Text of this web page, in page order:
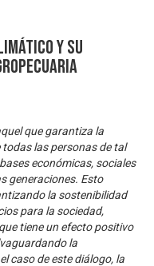
y su
que garantiza la
las personas de tal
económicas, sociales
generaciones. Esto
la sostenibilidad
para la sociedad,
tiene un efecto positivo
la
caso de este diálogo, la